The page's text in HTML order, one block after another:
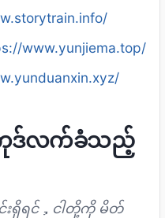
www.yunjiema.top/
းကုဒ်လက်ခံသည့်
းရှိရင်，ငါတို့ကို မိတ်